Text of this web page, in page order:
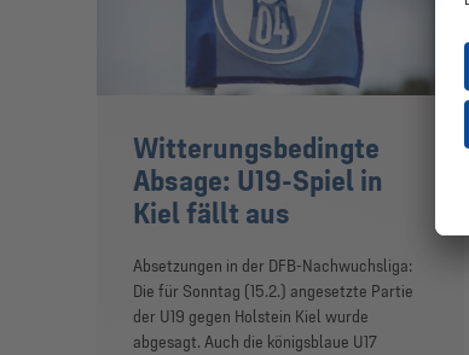
Witterungsbedingte
Absage: U19-Spiel in
Kiel fällt aus
Absetzungen in der DFB-Nachwuchsliga:
Die für Sonntag (15.2.) angesetzte Partie
der U19 gegen Holstein Kiel wurde
abgesagt. Auch die königsblaue U17